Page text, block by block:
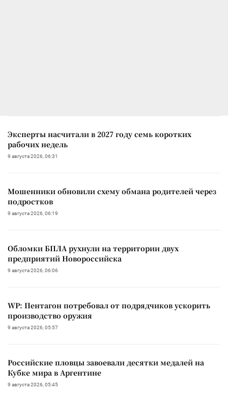
Эксперты насчитали в 2027 году семь коротких
рабочих недель
9 августа 2026, 06:31
Мошенники обновили схему обмана родителей через
подростков
9 августа 2026, 06:19
Обломки БПЛА рухнули на территории двух
предприятий Новороссийска
9 августа 2026, 06:06
WP: Пентагон потребовал от подрядчиков ускорить
производство оружия
9 августа 2026, 05:57
Российские пловцы завоевали десятки медалей на
Кубке мира в Аргентине
9 августа 2026, 05:45